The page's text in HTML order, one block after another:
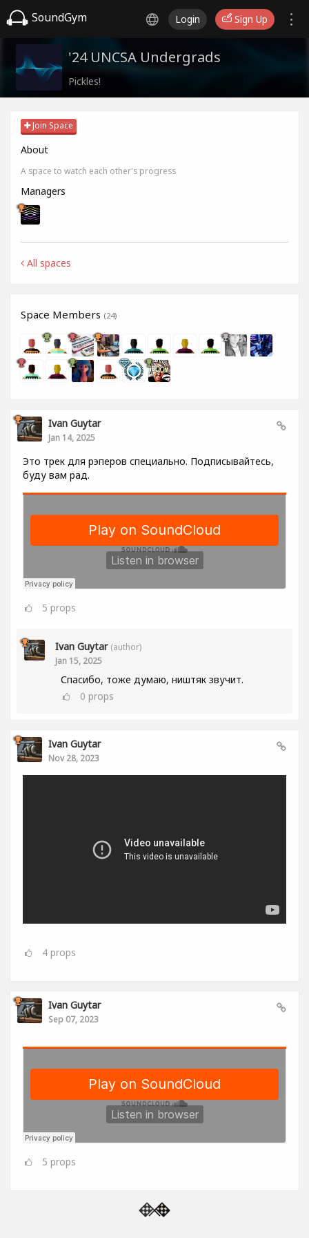
SoundGym Login Sign Up
'24 UNCSA Undergrads
Pickles!
Join Space
About
A space to watch each other's progress
Managers
All spaces
Space Members (24)
Ivan Guytar
Jan 14, 2025
Это трек для рэперов специально. Подписывайтесь,
буду вам рад.
5 props
Ivan Guytar (author)
Jan 15, 2025
Спасибо, тоже думаю, ништяк звучит.
0 props
Ivan Guytar
Nov 28, 2023
4 props
Ivan Guytar
Sep 07, 2023
5 props